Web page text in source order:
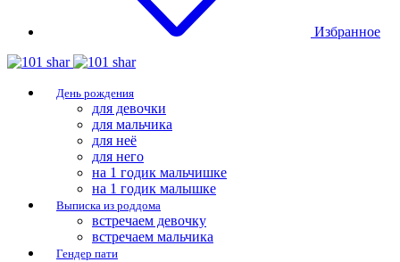
Избранное
День рождения
для девочки
для мальчика
для неё
для него
на 1 годик мальчишке
на 1 годик малышке
Выписка из роддома
встречаем девочку
встречаем мальчика
Гендер пати